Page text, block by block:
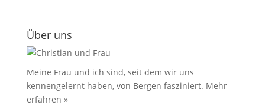
Über uns
Meine Frau und ich sind, seit dem wir uns
kennengelernt haben, von Bergen fasziniert. Mehr
erfahren »